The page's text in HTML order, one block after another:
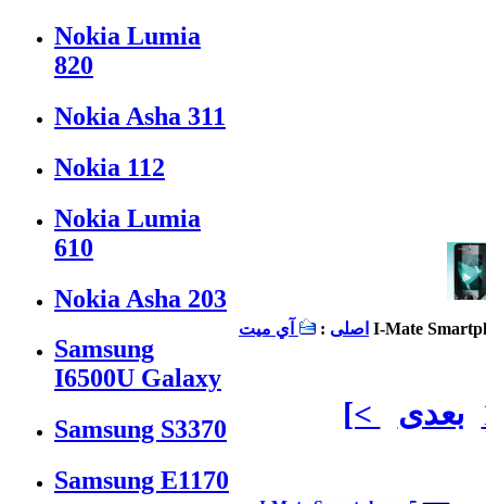
Nokia Lumia
820
Nokia Asha 311
Nokia 112
Nokia Lumia
610
Nokia Asha 203
Samsung
I6500U Galaxy
Samsung S3370
Samsung E1170
اصلی : آي ميت I-Mate
[< بعدی